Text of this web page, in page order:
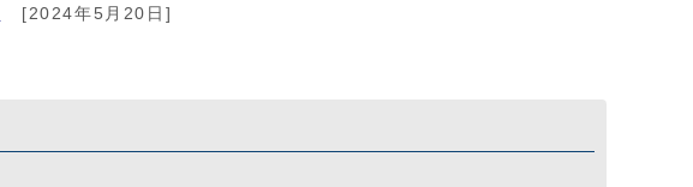
[2024年5月20日]